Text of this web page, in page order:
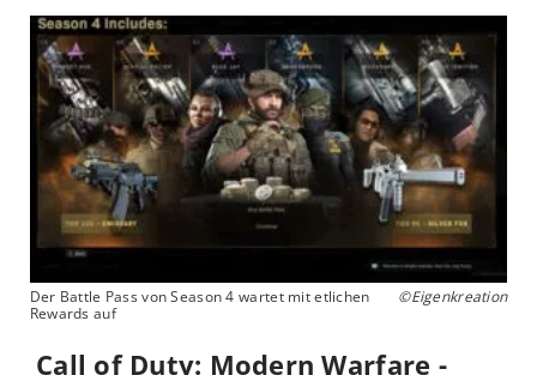
Der Battle Pass von Season 4 wartet mit etlichen
Rewards auf
©Eigenkreation
Call of Duty: Modern Warfare -